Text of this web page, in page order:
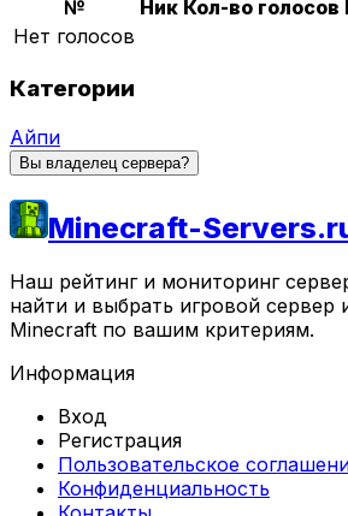
№ Ник Кол-во голосов
Нет голосов
Категории
Айпи
Вы владелец сервера?
Minecraft-
Наш рейтинг и мониторинг
найти и выбрать игровой сервер
Minecraft по вашим критериям.
Информация
Вход
Регистрация
Пользовательское
Конфиденциальность